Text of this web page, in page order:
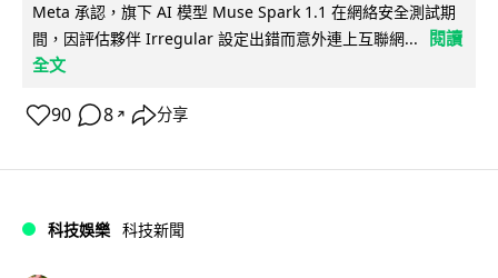
Meta 承認，旗下 AI 模型 Muse Spark 1.1 在網絡安全測試期
間，因評估夥伴 Irregular 設定出錯而意外連上互聯網...
閱讀
全文
90 8 ↗ 分享
科技娛樂 科技新聞